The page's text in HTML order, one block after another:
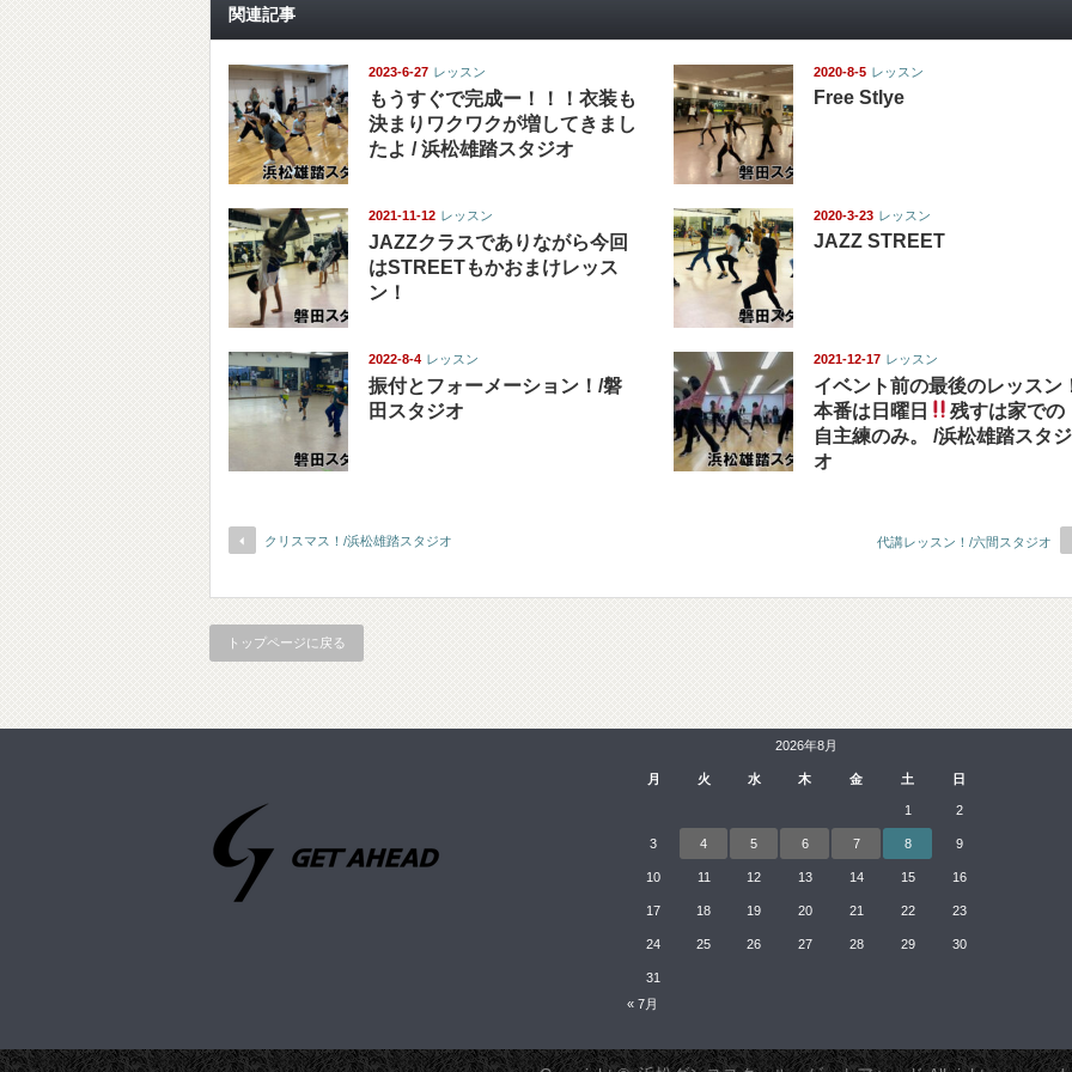
関連記事
2023-6-27 レッスン
もうすぐで完成ー！！！衣装も
決まりワクワクが増してきまし
たよ / 浜松雄踏スタジオ
2020-8-5 レッスン
Free Stlye
2021-11-12 レッスン
JAZZクラスでありながら今回
はSTREETもかおまけレッス
ン！
2020-3-23 レッスン
JAZZ STREET
2022-8-4 レッスン
振付とフォーメーション！/磐
田スタジオ
2021-12-17 レッスン
イベント前の最後のレッスン
本番は日曜日
残すは家での
自主練のみ。 /浜松雄踏スタジ
オ
クリスマス！/浜松雄踏スタジオ 代講レッスン！/六間スタジオ
トップページに戻る
2026年8月
月 火 水 木 金 土 日
1 2
3 4 5 6 7 8 9
10 11 12 13 14 15 16
17 18 19 20 21 22 23
24 25 26 27 28 29 30
31
« 7月